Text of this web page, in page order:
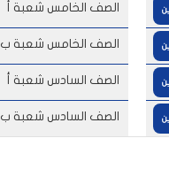
الصف الخامس شعبة أ
الصف الخامس شعبة ب
الصف السادس شعبة أ
الصف السادس شعبة ب